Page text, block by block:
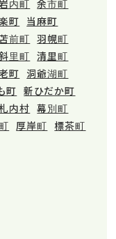
内町
余市町
町
当麻町
前町
羽幌町
里町
清里町
町
洞爺湖町
町
新ひだか町
内村
幕別町
厚岸町
標茶町